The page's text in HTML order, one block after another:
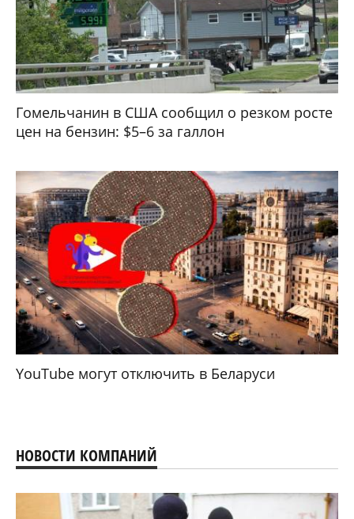
Гомельчанин в США сообщил о резком росте
цен на бензин: $5–6 за галлон
YouTube могут отключить в Беларуси
НОВОСТИ КОМПАНИЙ